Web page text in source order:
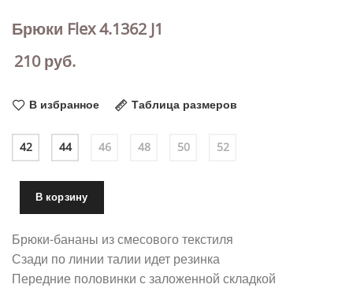
Брюки Flex 4.1362 J1
210руб.
В избранное Таблица размеров
42 44 46 48 50 52
В корзину
Брюки-бананы из смесового текстиля
Сзади по линии талии идет резинка
Передние половинки с заложенной складкой